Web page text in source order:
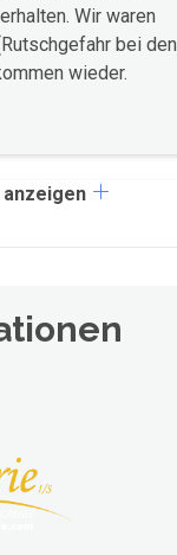
Wir waren
bei den
wieder.